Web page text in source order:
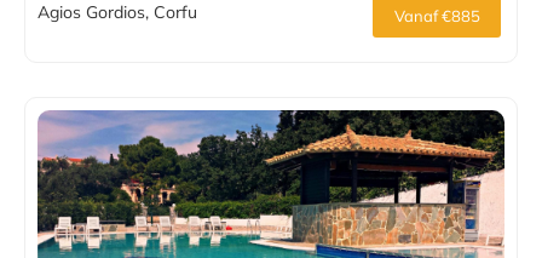
Agios Gordios, Corfu Vanaf €885